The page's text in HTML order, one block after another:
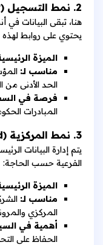
2. نمط التسجيل (Registry)
هنا، تبقى البيانات
يحتوي على روابط لهذه
الميزة
مناسب لـ:
الحد الأدنى من
فرصة في
المبادرات
3. نمط المركزية (Centralized)
يتم إدارة البيانات
الفرعية حسب الحاجة:
الميزة
مناسب لـ:
المركزي
أهمية في
الحفاظ على